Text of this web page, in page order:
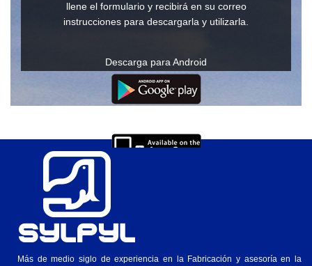
llene el formulario y recibirá en su correo
instrucciones para descargarla y utilizarla.
Descarga para Android
Más de medio siglo de experiencia en la Fabricación y asesoría en la